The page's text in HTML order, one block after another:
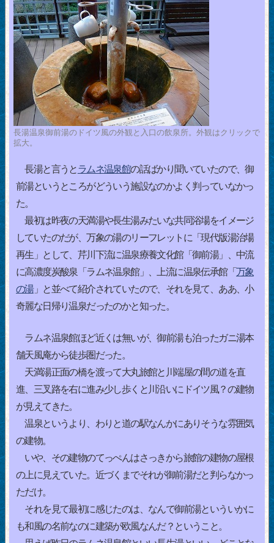
長湯温泉御前湯のドイツ風の外観と入口の飲泉所。外観はクリックで
拡大。
長湯と言うとラムネ温泉館の話ばかり聞いていたので、御
前湯というところがどういう施設なのかよく判っていなかっ
た。
最初は昨夜の天満湯や長生湯みたいな共同浴場をイメージ
していたのだが、万象の湯のリーフレットに「現代版湯治場
再生」として、芹川下流に温泉療養文化館「御前湯」、中流
に高濃度炭酸泉「ラムネ温泉館」、上流に温泉伝承館「 万象
の湯」と並べて紹介されていたので、それを見て、ああ、小
奇麗な日帰り温泉だったのかと知った。
ラムネ温泉館ほど近くは無いが、御前湯も泊ったガニ湯本
舗天風庵から徒歩圏だった。
天満湯正面の橋を渡って大丸旅館と川端屋の間の道を直
進、三叉路を右に進み少し歩くと川沿いにドイツ風？の建物
が見えてきた。
温泉というより、わりと道の駅なんかにありそうな雰囲気
の建物。
いや、その建物のてっぺんはさっきから旅館の建物の屋根
の上に見えていた。近づくまでそれが御前湯だと判らなかっ
ただけ。
それを見て最初に感じたのは、なんで御前湯といういかに
も和風の名前なのに建築が欧風なんだ？ということ。